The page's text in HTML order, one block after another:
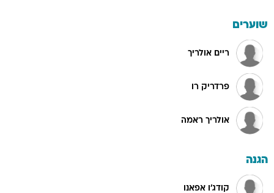
שוערים
ריים אולריך
פרדריק רו
אולריך ראמה
הגנה
קודג'ו אפאנו